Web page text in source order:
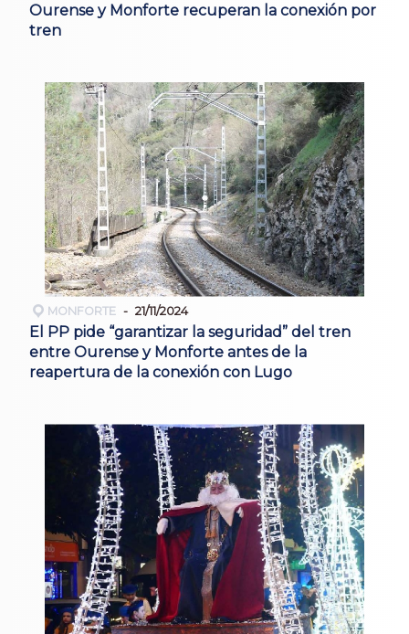
Ourense y Monforte recuperan la conexión por
tren
MONFORTE 21/11/2024
El PP pide “garantizar la seguridad” del tren
entre Ourense y Monforte antes de la
reapertura de la conexión con Lugo